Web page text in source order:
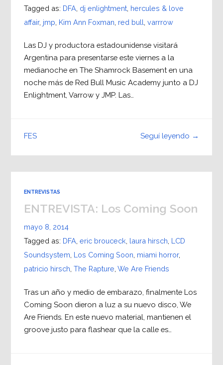
Tagged as: DFA dj enlightment, hercules & love
affair, jmp Kim Ann Foxman red bull varrrow
Las DJ y productora estadounidense visitará
Argentina para presentarse este viernes a la
medianoche en The Shamrock Basement en una
noche más de Red Bull Music Academy junto a DJ
Enlightment, Varrow y JMP. Las…
Seguí leyendo →
FES
ENTREVISTAS
ENTREVISTA: Los Coming Soon
mayo 8, 2014
Tagged as: DFA eric brouceck laura hirsch LCD
Soundsystem Los Coming Soon miami horror,
patricio hirsch The Rapture We Are Friends
Tras un año y medio de embarazo, finalmente Los
Coming Soon dieron a luz a su nuevo disco, We
Are Friends. En este nuevo material, mantienen el
groove justo para flashear que la calle es…